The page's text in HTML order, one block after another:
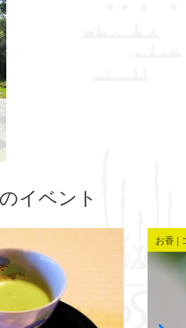
イベント
お香 |